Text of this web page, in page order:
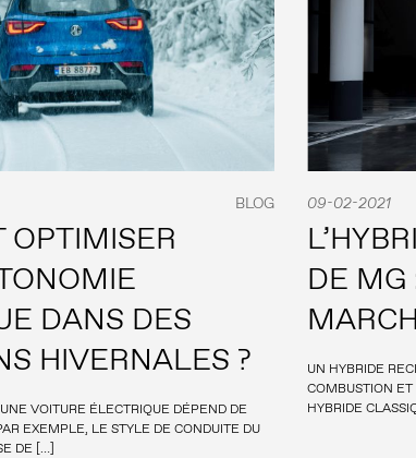
BLOG
DANS DES
HIVERNALES ?
VOITURE ÉLECTRIQUE DÉPEND DE
EXEMPLE, LE STYLE DE CONDUITE DU
DE […]
09-02-2021
DE
UN HYBRIDE
COMBUSTION
HYBRIDE